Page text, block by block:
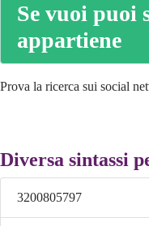
Se vuoi puoi
appartiene
Prova la ricerca sui social
Diversa sintassi
3200805797